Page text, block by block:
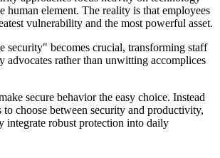
human element. The reality is that employees
vulnerability and the most powerful asset.
security" becomes crucial, transforming staff
advocates rather than unwitting accomplices
secure behavior the easy choice. Instead
choose between security and productivity,
integrate robust protection into daily